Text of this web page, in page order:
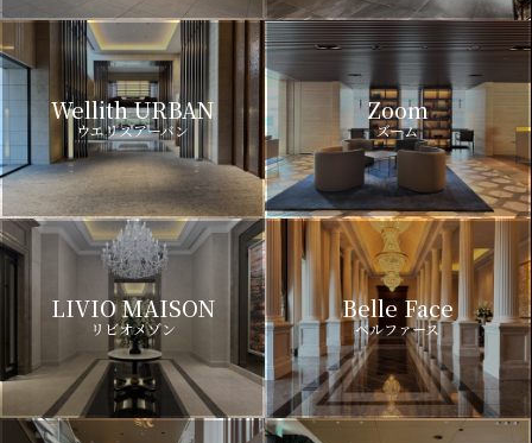
Wellith URBAN
ウエリスアーバン
Zoom
ズーム
LIVIO MAISON
リビオメゾン
Belle Face
ベルファース